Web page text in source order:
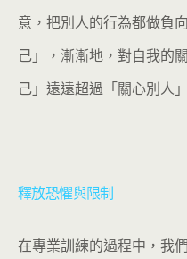
意，把別人的行為都做負
己」，漸漸地，對自我的
己」遠遠超過「關心別人
釋放恐懼與限制
在專業訓練的過程中，我